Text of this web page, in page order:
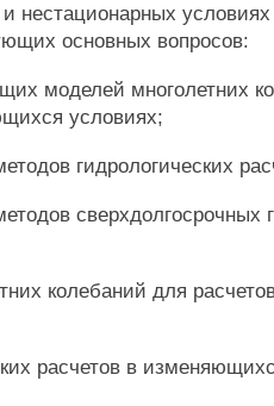
нестационарных
основных вопросов:
моделей многолетних
условиях;
гидрологических
сверхдолгосрочных
колебаний для
расчетов в